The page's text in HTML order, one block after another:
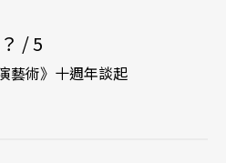
/ 5
藝術》十週年談起